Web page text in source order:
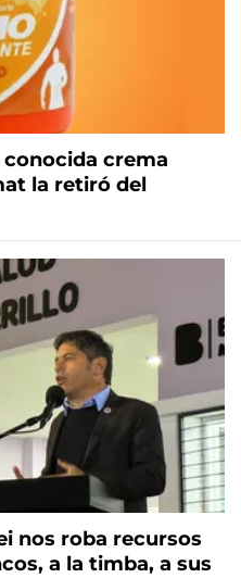
crema
la retiró del
nos roba recursos
a la timba, a sus